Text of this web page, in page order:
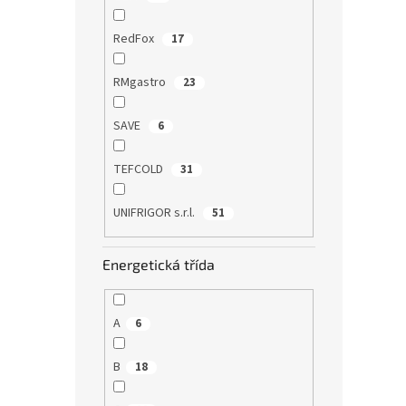
RedFox 17
RMgastro 23
SAVE 6
TEFCOLD 31
UNIFRIGOR s.r.l. 51
Energetická třída
A 6
B 18